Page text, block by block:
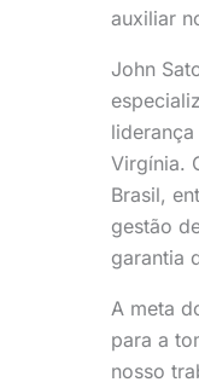
auxiliar
John
Virgínia.
Brasil,
gestão
garantia
A meta
para a
nosso